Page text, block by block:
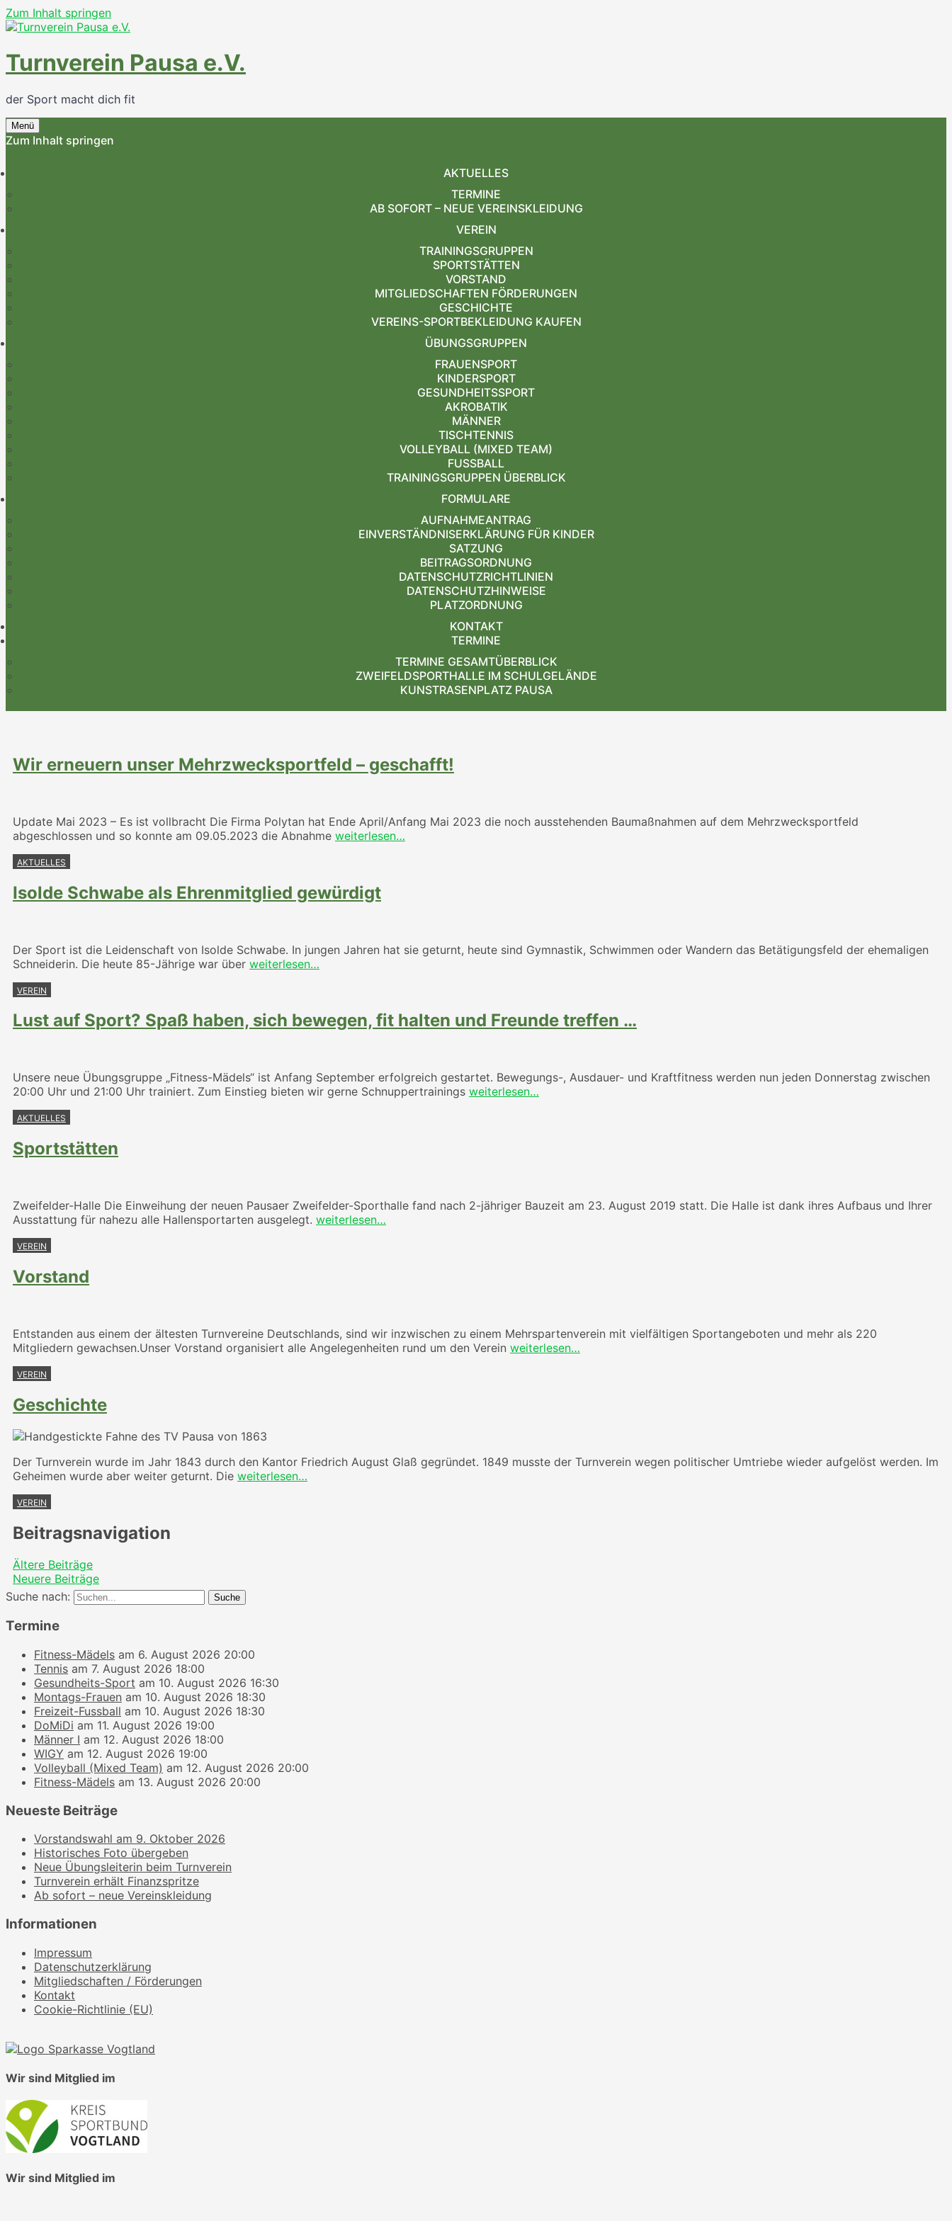
Zum Inhalt springen
Turnverein Pausa e.V.
der Sport macht dich fit
Menü
Zum Inhalt springen
AKTUELLES
TERMINE
AB SOFORT – NEUE VEREINSKLEIDUNG
VEREIN
TRAININGSGRUPPEN
SPORTSTÄTTEN
VORSTAND
MITGLIEDSCHAFTEN FÖRDERUNGEN
GESCHICHTE
VEREINS-SPORTBEKLEIDUNG KAUFEN
ÜBUNGSGRUPPEN
FRAUENSPORT
KINDERSPORT
GESUNDHEITSSPORT
AKROBATIK
MÄNNER
TISCHTENNIS
VOLLEYBALL (MIXED TEAM)
FUSSBALL
TRAININGSGRUPPEN ÜBERBLICK
FORMULARE
AUFNAHMEANTRAG
EINVERSTÄNDNISERKLÄRUNG FÜR KINDER
SATZUNG
BEITRAGSORDNUNG
DATENSCHUTZRICHTLINIEN
DATENSCHUTZHINWEISE
PLATZORDNUNG
KONTAKT
TERMINE
TERMINE GESAMTÜBERBLICK
ZWEIFELDSPORTHALLE IM SCHULGELÄNDE
KUNSTRASENPLATZ PAUSA
Wir erneuern unser Mehrzwecksportfeld – geschafft!
Update Mai 2023 – Es ist vollbracht Die Firma Polytan hat Ende April/Anfang Mai 2023 die noch ausstehenden Baumaßnahmen auf dem Mehrzwecksportfeld
abgeschlossen und so konnte am 09.05.2023 die Abnahme weiterlesen…
AKTUELLES
Isolde Schwabe als Ehrenmitglied gewürdigt
Der Sport ist die Leidenschaft von Isolde Schwabe. In jungen Jahren hat sie geturnt, heute sind Gymnastik, Schwimmen oder Wandern das Betätigungsfeld der ehemaligen
Schneiderin. Die heute 85-Jährige war über weiterlesen…
VEREIN
Lust auf Sport? Spaß haben, sich bewegen, fit halten und Freunde treffen …
Unsere neue Übungsgruppe „Fitness-Mädels“ ist Anfang September erfolgreich gestartet. Bewegungs-, Ausdauer- und Kraftfitness werden nun jeden Donnerstag zwischen
20:00 Uhr und 21:00 Uhr trainiert. Zum Einstieg bieten wir gerne Schnuppertrainings weiterlesen…
AKTUELLES
Sportstätten
Zweifelder-Halle Die Einweihung der neuen Pausaer Zweifelder-Sporthalle fand nach 2-jähriger Bauzeit am 23. August 2019 statt. Die Halle ist dank ihres Aufbaus und Ihrer
Ausstattung für nahezu alle Hallensportarten ausgelegt. weiterlesen…
VEREIN
Vorstand
Entstanden aus einem der ältesten Turnvereine Deutschlands, sind wir inzwischen zu einem Mehrspartenverein mit vielfältigen Sportangeboten und mehr als 220
Mitgliedern gewachsen.Unser Vorstand organisiert alle Angelegenheiten rund um den Verein weiterlesen…
VEREIN
Geschichte
Der Turnverein wurde im Jahr 1843 durch den Kantor Friedrich August Glaß gegründet. 1849 musste der Turnverein wegen politischer Umtriebe wieder aufgelöst werden. Im
Geheimen wurde aber weiter geturnt. Die weiterlesen…
VEREIN
Beitragsnavigation
Ältere Beiträge
Neuere Beiträge
Suche nach:
Termine
Fitness-Mädels am 6. August 2026 20:00
Tennis am 7. August 2026 18:00
Gesundheits-Sport am 10. August 2026 16:30
Montags-Frauen am 10. August 2026 18:30
Freizeit-Fussball am 10. August 2026 18:30
DoMiDi am 11. August 2026 19:00
Männer I am 12. August 2026 18:00
WIGY am 12. August 2026 19:00
Volleyball (Mixed Team) am 12. August 2026 20:00
Fitness-Mädels am 13. August 2026 20:00
Neueste Beiträge
Vorstandswahl am 9. Oktober 2026
Historisches Foto übergeben
Neue Übungsleiterin beim Turnverein
Turnverein erhält Finanzspritze
Ab sofort – neue Vereinskleidung
Informationen
Impressum
Datenschutzerklärung
Mitgliedschaften / Förderungen
Kontakt
Cookie-Richtlinie (EU)
Wir sind Mitglied im
Wir sind Mitglied im